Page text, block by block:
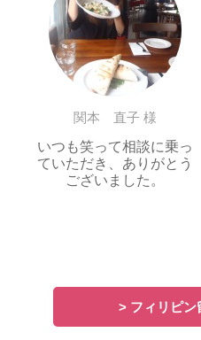
関本 直子 様
いつも笑って相談に乗っ
ていただき、ありがとう
ございました。
> フィリピン